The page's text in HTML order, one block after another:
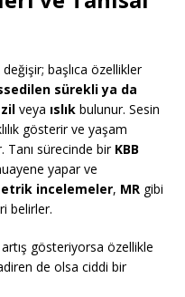
başlıca özellikler
sürekli ya da
zil veya ıslık bulunur. Sesin
gösterir ve yaşam
Tanı sürecinde bir KBB
yapar ve
incelemeler, MR gibi
belirler.
gösteriyorsa özellikle
de olsa ciddi bir